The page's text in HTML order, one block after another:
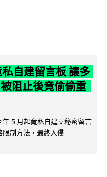
自建留言板 讓多
阻止後竟偷偷重
5 月起竟私自建立秘密留言
制方法，最終入侵